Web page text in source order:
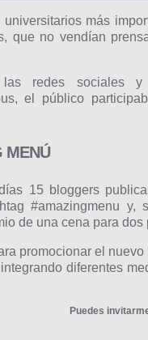
universitarios más
que no vendían
redes sociales y
el público
MENÚ
15 bloggers
#amazingmenu
de una cena para
promocionar el
diferentes
Puedes